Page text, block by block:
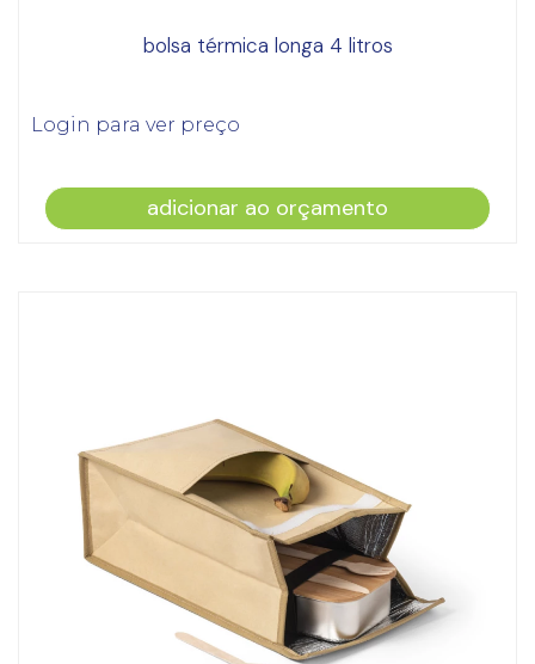
bolsa térmica longa 4 litros
Login para ver preço
adicionar ao orçamento